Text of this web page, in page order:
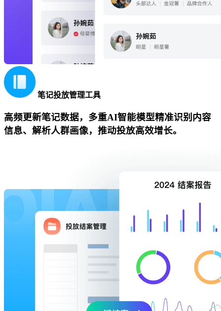
笔记投放管理工具
高频更新笔记数据，多重AI智能模型精准识别内容
信息、解析人群画像，推动投放高效增长。